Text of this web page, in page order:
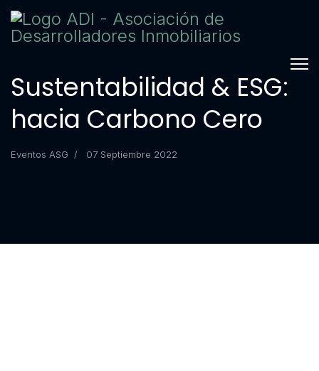
Sustentabilidad & ESG:
hacia Carbono Cero
Eventos ASG 07 Septiembre 2022